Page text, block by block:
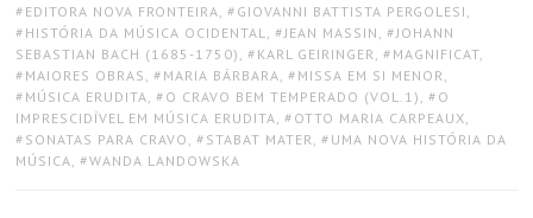
EDITORA NOVA FRONTEIRA , GIOVANNI BATTISTA PERGOLESI
HISTÓRIA DA MÚSICA OCIDENTAL
, JEAN MASSIN , JOHANN
SEBASTIAN BACH (1685-1750) , KARL GEIRINGER , MAGNIFICAT
MAIORES OBRAS , MARIA BÁRBARA , MISSA EM SI MENOR
MÚSICA ERUDITA , O CRAVO BEM TEMPERADO (VOL.1) , O
IMPRESCIDÍVEL EM MÚSICA ERUDITA , OTTO MARIA CARPEAUX
SONATAS PARA CRAVO , STABAT MATER , UMA NOVA HISTÓRIA DA
MÚSICA , WANDA LANDOWSKA